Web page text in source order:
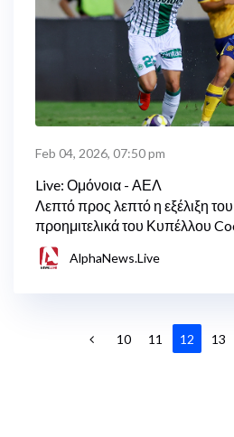
Feb 04, 2026, 07:50 pm
Live: Ομόνοια - ΑΕΛ
Λεπτό προς λεπτό η εξέλιξη
προημιτελικά του Κυπέλλου
AlphaNews.Live
10 11 12 13